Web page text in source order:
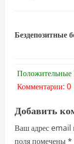
Бездепозитные
Комментарии: 0
Добавить
Ваш адрес email
поля помечены*